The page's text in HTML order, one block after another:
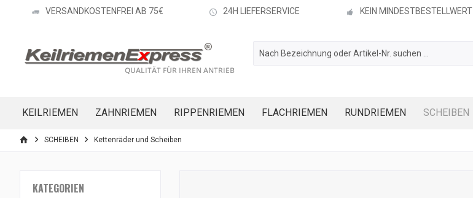
VERSANDKOSTENFREI AB 75€ 24H LIEFERSERVICE KEIN MINDESTBESTELLWERT
KEILRIEMEN ZAHNRIEMEN RIPPENRIEMEN FLACHRIEMEN RUNDRIEMEN SCHEIBEN
SCHEIBEN Kettenräder und Scheiben
KATEGORIEN